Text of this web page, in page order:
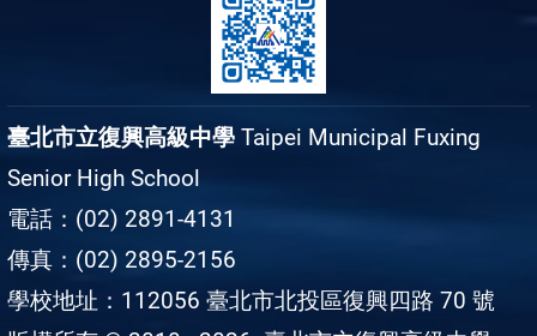
臺北市立復興高級中學 Taipei Municipal Fuxing
Senior High School
電話：(02) 2891-4131
傳真：(02) 2895-2156
學校地址：112056 臺北市北投區復興四路 70 號